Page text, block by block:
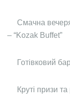
Смачна
– “Kozak Buffet”
Готівковий
Круті призи